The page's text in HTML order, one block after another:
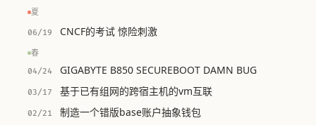
夏
06/19
CNCF的考试 惊险刺激
春
04/24
GIGABYTE B850 SECUREBOOT DAMN BUG
03/17 基于已有组网的跨宿主机的vm互联
02/21 制造一个错版base账户抽象钱包